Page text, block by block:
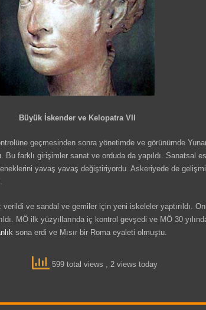
Büyük İskender ve Kelopatra VII
geçmesinden sonra yönetimde ve görünümde
farklı girişimler sanat ve orduda da yapıldı. Sanatsal
yavaş yavaş değiştiriyordu. Askeriyede de
ve sandal ve gemiler için yeni iskeleler yaptırıldı.
MÖ ilk yüzyıllarında iç kontrol gevşedi ve MÖ 30
sona erdi ve Mısır bir Roma eyaleti olmuştu.
599 total views , 2 views today